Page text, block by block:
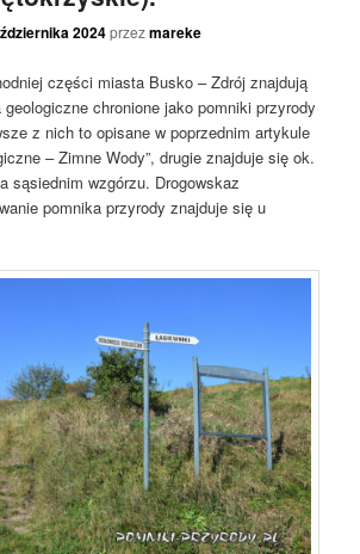
2024przezmareke
części miasta Busko – Zdrój znajdują
chronione jako pomniki przyrody
z nich to opisane w poprzednim artykule
– Zimne Wody”, drugie znajduje się ok.
sąsiednim wzgórzu. Drogowskaz
pomnika przyrody znajduje się u